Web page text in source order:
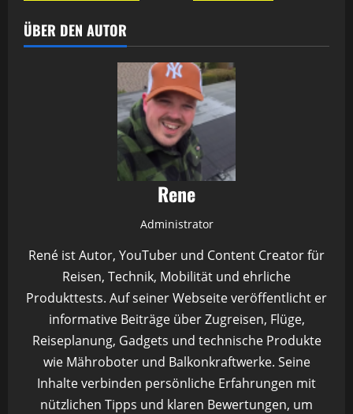
ÜBER DEN AUTOR
Rene
Administrator
René ist Autor, YouTuber und Content Creator für
Reisen, Technik, Mobilität und ehrliche
Produkttests. Auf seiner Webseite veröffentlicht er
informative Beiträge über Zugreisen, Flüge,
Reiseplanung, Gadgets und technische Produkte
wie Mähroboter und Balkonkraftwerke. Seine
Inhalte verbinden persönliche Erfahrungen mit
nützlichen Tipps und klaren Bewertungen, um